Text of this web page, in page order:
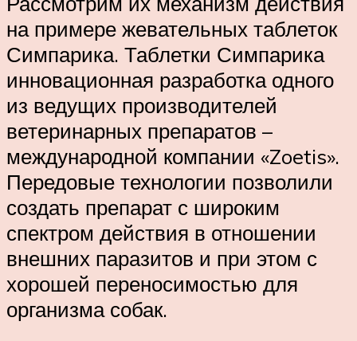
на примере жевательных таблеток
Симпарика. Таблетки Симпарика
инновационная разработка одного
из ведущих производителей
ветеринарных препаратов –
международной компании «Zoetis».
Передовые технологии позволили
создать препарат с широким
спектром действия в отношении
внешних паразитов и при этом с
хорошей переносимостью для
организма собак.